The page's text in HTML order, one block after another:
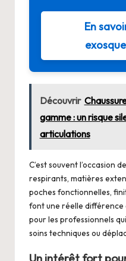
En
Découvrir
gamme : un risque
articulations
C’est souvent l’occasion
respirants, matières
poches fonctionnelles,
font une réelle différence
pour les professionnels
soins techniques ou
Un intérêt fort